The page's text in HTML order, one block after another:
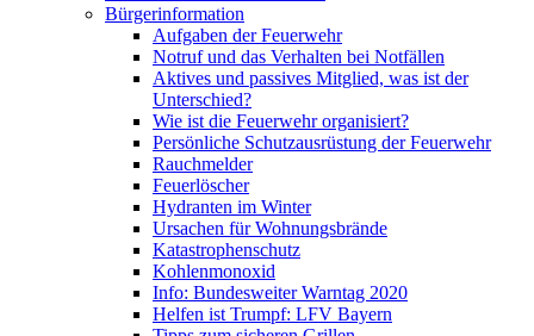
Bürgerinformation
Aufgaben der Feuerwehr
Notruf und das Verhalten bei Notfällen
Aktives und passives Mitglied, was ist der
Unterschied?
Wie ist die Feuerwehr organisiert?
Persönliche Schutzausrüstung der Feuerwehr
Rauchmelder
Feuerlöscher
Hydranten im Winter
Ursachen für Wohnungsbrände
Katastrophenschutz
Kohlenmonoxid
Info: Bundesweiter Warntag 2020
Helfen ist Trumpf: LFV Bayern